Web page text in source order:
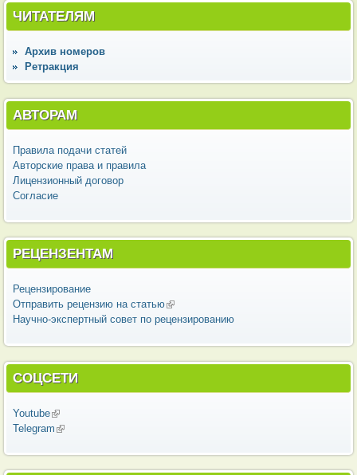
ЧИТАТЕЛЯМ
Архив номеров
Ретракция
АВТОРАМ
Правила подачи статей
Авторские права и правила
Лицензионный договор
Согласие
РЕЦЕНЗЕНТАМ
Рецензирование
Отправить рецензию на статью(внешняя ссылка)
Научно-экспертный совет по рецензированию
СОЦСЕТИ
Youtube(внешняя ссылка)
Telegram (внешняя ссылка)